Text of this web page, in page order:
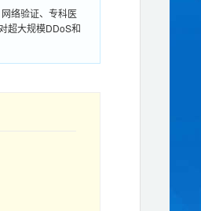
络验证、专科医
超大规模DDoS和